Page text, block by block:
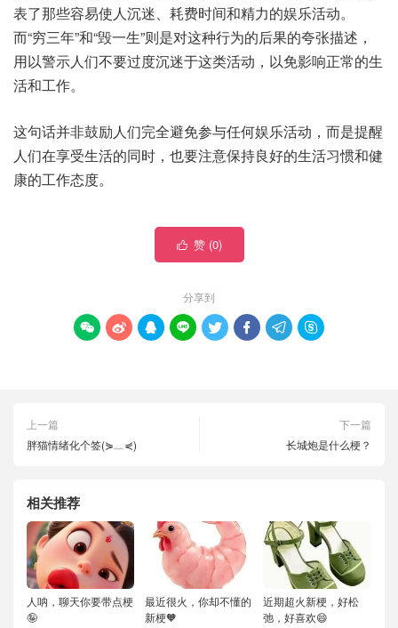
表了那些容易使人沉迷、耗费时间和精力的娱乐活动。
而“穷三年”和“毁一生”则是对这种行为的后果的夸张描述，
用以警示人们不要过度沉迷于这类活动，以免影响正常的生
活和工作。
这句话并非鼓励人们完全避免参与任何娱乐活动，而是提醒
人们在享受生活的同时，也要注意保持良好的生活习惯和健
康的工作态度。
 赞 (0)
分享到
       
上一篇
胖猫情绪化个签(⋟﹏⋞)
下一篇
长城炮是什么梗？
相关推荐
人呐，聊天你要带点梗
🤪
最近很火，你却不懂的
新梗🧡
近期超火新梗，好松
弛，好喜欢😄